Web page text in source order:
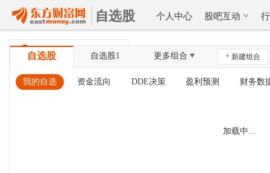
自选股 个人中心 股吧互动
北京时间08-07 06:24:53
自选股 自选股1 更多组合 + 新建组合
我的自选 资金流向 DDE决策 盈利预测 财务数
加载中...